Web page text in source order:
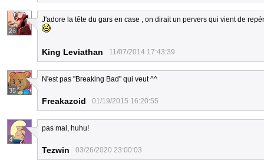
26
J'adore la tête du gars en case , on dirait un pervers qui vient de
King Leviathan 11/07/2014 17:43:39
35
N'est pas "Breaking Bad" qui veut ^^
Freakazoid 01/19/2015 16:20:55
4
pas mal, huhu!
Tezwin 03/26/2020 23:00:03